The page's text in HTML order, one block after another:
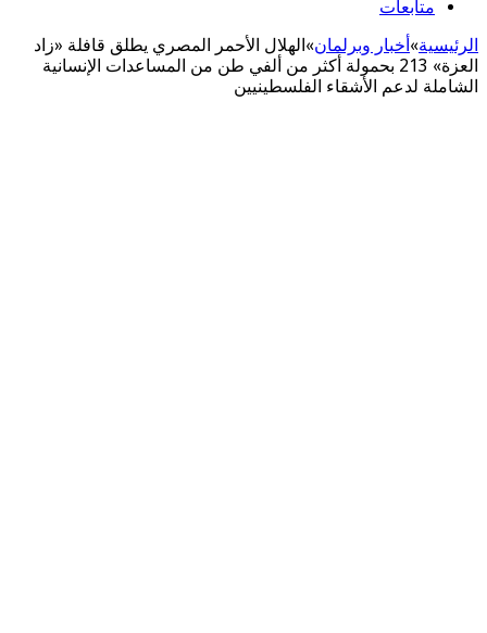
متابعات
الرئيسية»أخبار وبرلمان»الهلال الأحمر المصري يطلق قافلة «زاد
العزة» 213 بحمولة أكثر من ألفي طن من المساعدات الإنسانية
الشاملة لدعم الأشقاء الفلسطينيين